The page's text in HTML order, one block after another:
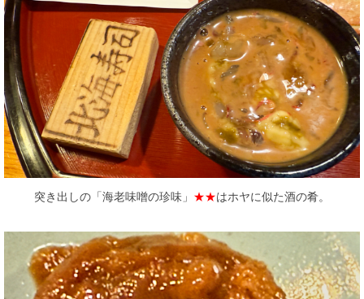
突き出しの「海老味噌の珍味」 ★★はホヤに似た酒の肴。